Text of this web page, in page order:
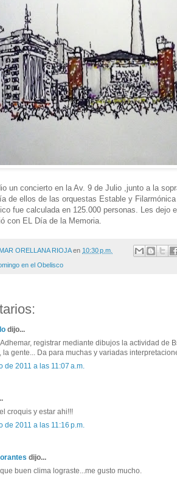
un concierto en la Av. 9 de Julio ,junto a la
de ellos de las orquestas Estable y
fue calculada en 125.000 personas. Les dejo
con EL Día de la Memoria.
ORELLANA RIOJA en 10:30 p.m.
en el Obelisco
dijo...
registrar mediante dibujos la actividad de
la gente... Da para muchas y variadas
de 2011 a las 11:07 a.m.
croquis y estar ahi!!!
de 2011 a las 11:16 p.m.
dijo...
buen clima lograste...me gusto mucho.